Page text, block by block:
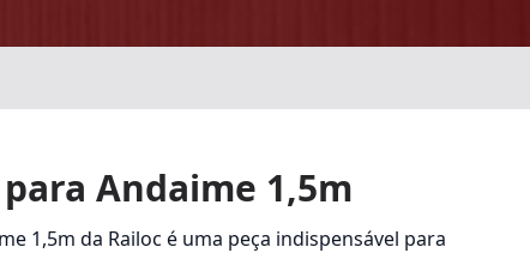
Andaime 1,5m
1,5m da Railoc é uma peça indispensável para